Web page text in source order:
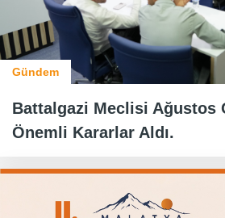
Gündem
Battalgazi Meclisi Ağustos
Önemli Kararlar Aldı.